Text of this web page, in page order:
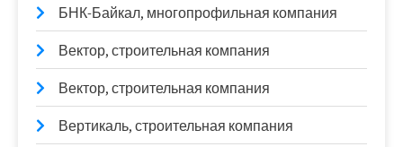
БНК-Байкал, многопрофильная компания
Вектор, строительная компания
Вектор, строительная компания
Вертикаль, строительная компания